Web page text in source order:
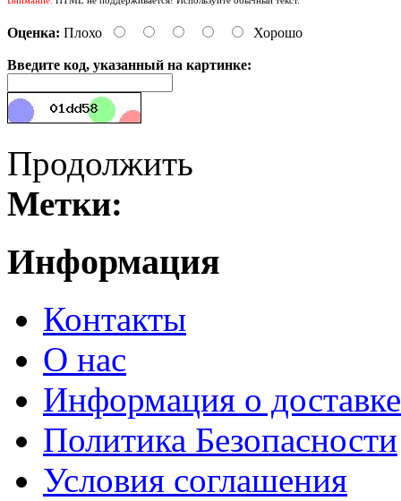
Оценка: Плохо Хорошо
Введите код, указанный на картинке:
Продолжить
Метки:
Информация
Контакты
О нас
Информация о доставке
Политика Безопасности
Условия соглашения